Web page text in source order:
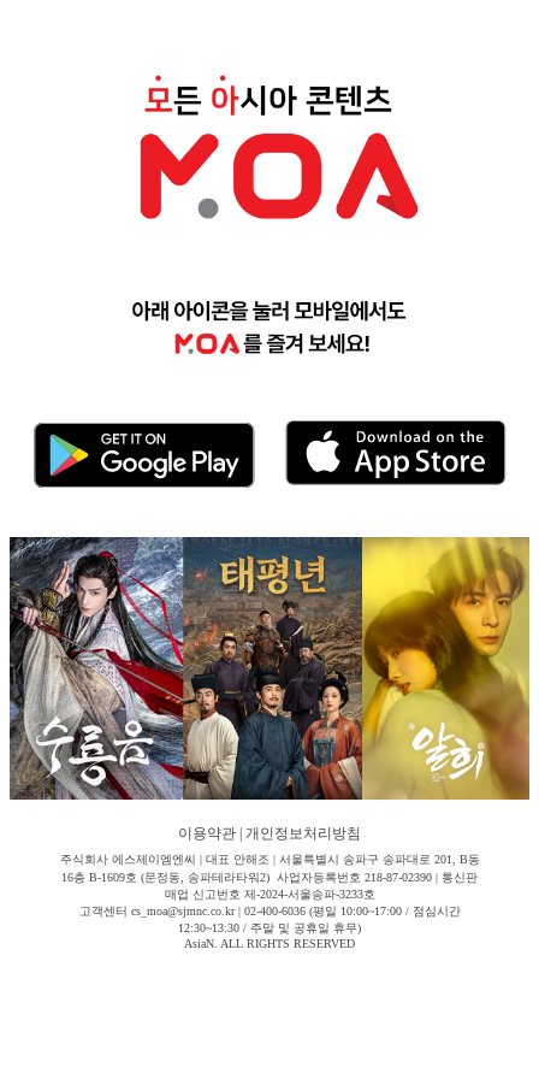
이용약관 개인정보처리방침
주식회사 에스제이엠엔씨 | 대표 안해조 | 서울특별시 송파구 송파대로 201, B동
16층 B-1609호 (문정동, 송파테라타워2) 사업자등록번호 218-87-02390 | 통신판
매업 신고번호 제-2024-서울송파-3233호
고객센터 cs_moa@sjmnc.co.kr | 02-400-6036 (평일 10:00~17:00 / 점심시간
12:30~13:30 / 주말 및 공휴일 휴무)
AsiaN. ALL RIGHTS RESERVED